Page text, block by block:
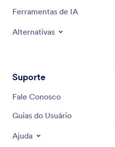
Ferramentas de IA
Alternativas
Suporte
Fale Conosco
Guias do Usuário
Ajuda